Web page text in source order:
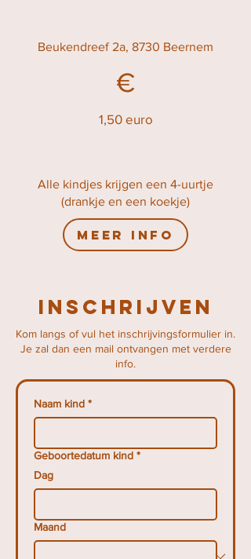
Beukendreef 2a, 8730 Beernem
€
1,50 euro
Alle kindjes krijgen een 4-uurtje
(drankje en een koekje)
Meer info
Inschrijven
Kom langs of vul het inschrijvingsformulier in.
Je zal dan een mail ontvangen met verdere
info.
Naam kind *
Geboortedatum kind *
Dag
Maand